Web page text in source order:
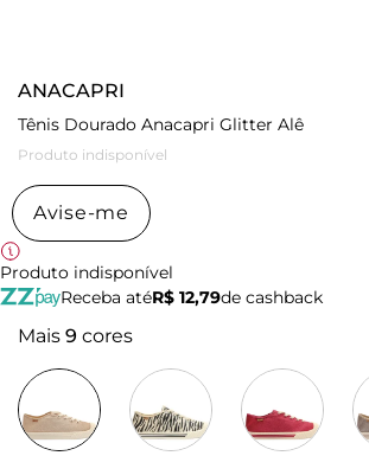
ANACAPRI
Tênis Dourado Anacapri Glitter Alê
Produto indisponível
Avise-me
Produto indisponível
Receba atéR$ 12,79de cashback
Mais 9 cores